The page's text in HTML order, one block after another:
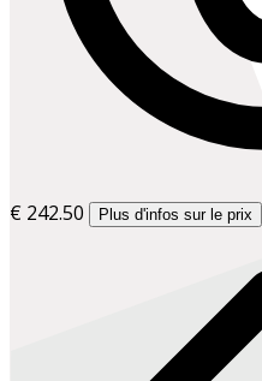
€ 242.50 Plus d'infos sur le prix